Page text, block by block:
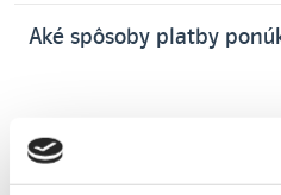
Aké spôsoby platby